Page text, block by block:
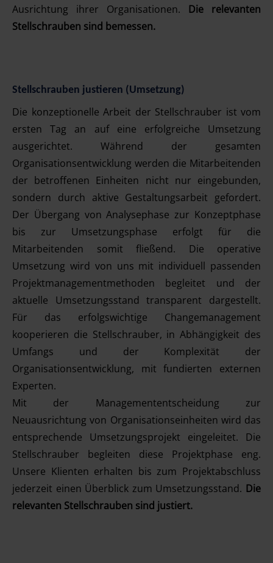
Ausrichtung ihrer Organisationen. Die relevanten
Stellschrauben sind bemessen.
Stellschrauben justieren (Umsetzung)
Die konzeptionelle Arbeit der Stellschrauber ist vom
ersten Tag an auf eine erfolgreiche Umsetzung
ausgerichtet. Während der gesamten
Organisationsentwicklung werden die Mitarbeitenden
der betroffenen Einheiten nicht nur eingebunden,
sondern durch aktive Gestaltungsarbeit gefordert.
Der Übergang von Analysephase zur Konzeptphase
bis zur Umsetzungsphase erfolgt für die
Mitarbeitenden somit fließend. Die operative
Umsetzung wird von uns mit individuell passenden
Projektmanagementmethoden begleitet und der
aktuelle Umsetzungsstand transparent dargestellt.
Für das erfolgswichtige Changemanagement
kooperieren die Stellschrauber, in Abhängigkeit des
Umfangs und der Komplexität der
Organisationsentwicklung, mit fundierten externen
Experten.
Mit der Managemententscheidung zur
Neuausrichtung von Organisationseinheiten wird das
entsprechende Umsetzungsprojekt eingeleitet. Die
Stellschrauber begleiten diese Projektphase eng.
Unsere Klienten erhalten bis zum Projektabschluss
jederzeit einen Überblick zum Umsetzungsstand. Die
relevanten Stellschrauben sind justiert.